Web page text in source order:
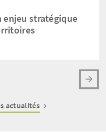
enjeu stratégique
actualités